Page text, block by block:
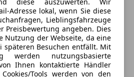
vorne
Türen vorne und hinten
Mittelkonsole mit Armlehne in
schwarz
2016
3,
Adresse lokal, wenn Sie diese
Lieblingsfahrzeuge
Preisbewertung angeben. Dies
Nutzung der Webseite, da eine
späteren Besuchen entfällt. Mit
werden nutzungsbasierte
Ihnen kontaktierte Händler
Tools werden von den